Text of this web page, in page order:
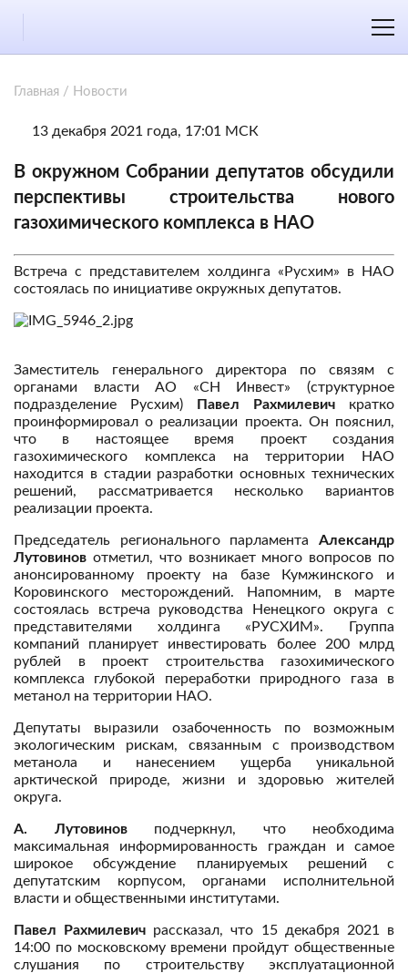
Главная / Новости
13 декабря 2021 года, 17:01 МСК
В окружном Собрании депутатов обсудили
перспективы строительства нового
газохимического комплекса в НАО
Встреча с представителем холдинга «Русхим» в НАО
состоялась по инициативе окружных депутатов.
Заместитель генерального директора по связям с
органами власти АО «СН Инвест» (структурное
подразделение Русхим)
Павел Рахмилевич кратко
проинформировал о реализации проекта. Он пояснил,
что в настоящее время проект создания
газохимического комплекса на территории НАО
находится в стадии разработки основных технических
решений, рассматривается несколько вариантов
реализации проекта.
Председатель регионального парламента Александр
Лутовинов отметил, что возникает много вопросов по
анонсированному проекту на базе Кумжинского и
Коровинского месторождений. Напомним, в марте
состоялась встреча руководства Ненецкого округа с
представителями холдинга «РУСХИМ». Группа
компаний планирует инвестировать более 200 млрд
рублей в проект строительства газохимического
комплекса глубокой переработки природного газа в
метанол на территории НАО.
Депутаты выразили озабоченность по возможным
экологическим рискам, связанным с производством
метанола и нанесением ущерба уникальной
арктической природе, жизни и здоровью жителей
округа.
А. Лутовинов подчеркнул, что необходима
максимальная информированность граждан и самое
широкое обсуждение планируемых решений с
депутатским корпусом, органами исполнительной
власти и общественными институтами.
Павел Рахмилевич рассказал, что 15 декабря 2021 в
14:00 по московскому времени пройдут общественные
слушания по строительству эксплуатационной